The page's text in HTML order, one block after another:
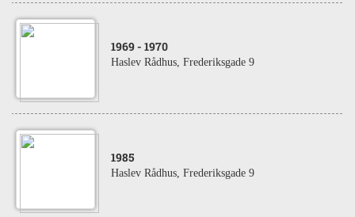
1969 - 1970
Haslev Rådhus, Frederiksgade 9
1985
Haslev Rådhus, Frederiksgade 9